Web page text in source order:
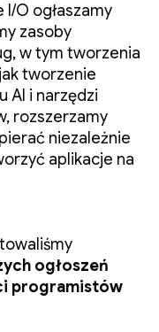
O ogłaszamy
zasoby
w tym tworzenia
tworzenie
AI i narzędzi
rozszerzamy
niezależnie
aplikacje na
ogłoszeń
programistów